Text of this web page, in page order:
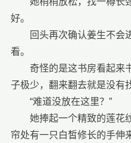
好。
回头再次确认姜生不会
看。
奇怪的是这书房看起来
子极少，翻来翻去就是没有
“难道没放在这里？”
她捧起一个精致的莲花
帘处有一只白皙修长的手伸